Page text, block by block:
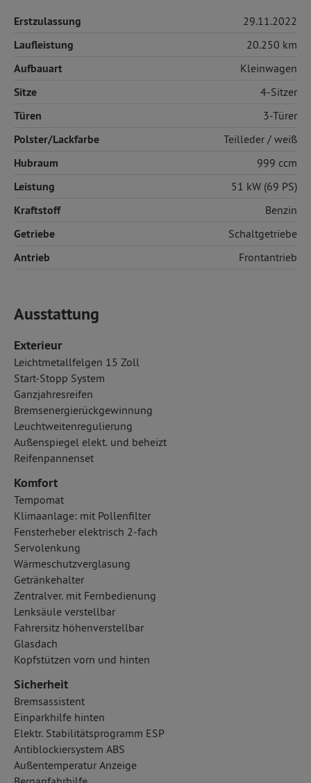
Erstzulassung 29.11.2022
Laufleistung 20.250 km
Aufbauart Kleinwagen
Sitze 4-Sitzer
Türen 3-Türer
Polster/Lackfarbe Teilleder / weiß
Hubraum 999 ccm
Leistung 51 kW (69 PS)
Kraftstoff Benzin
Getriebe Schaltgetriebe
Antrieb Frontantrieb
Ausstattung
Exterieur
Leichtmetallfelgen 15 Zoll
Start-Stopp System
Ganzjahresreifen
Bremsenergierückgewinnung
Leuchtweitenregulierung
Außenspiegel elekt. und beheizt
Reifenpannenset
Komfort
Tempomat
Klimaanlage: mit Pollenfilter
Fensterheber elektrisch 2-fach
Servolenkung
Wärmeschutzverglasung
Getränkehalter
Zentralver. mit Fernbedienung
Lenksäule verstellbar
Fahrersitz höhenverstellbar
Glasdach
Kopfstützen vorn und hinten
Sicherheit
Bremsassistent
Einparkhilfe hinten
Elektr. Stabilitätsprogramm ESP
Antiblockiersystem ABS
Außentemperatur Anzeige